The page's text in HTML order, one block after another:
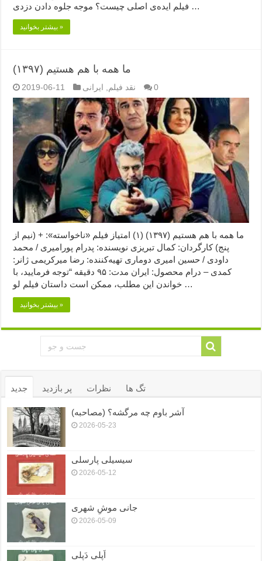
فیلم ایده‌ی اصلی چیست؟ موجه جلوه دادن دزدی …
بیشتر بخوانید »
ما همه با هم هستیم (۱۳۹۷)
2019-06-11 نقد فیلم ایرانی 0
ما همه با هم هستیم (۱۳۹۷) (۱) امتیاز فیلم «ناخواسته»: + (نیم از
پنج) کارگردان: کمال تبریزی نویسنده: پدرام پورامیری / محمد
داودی / حسین امیری دوماری تهیه‌کننده: رضا میرکریمی ژانر:
کمدی – درام محصول: ایران مدت: ۹۵ دقیقه “توجه فرمایید،‌ با
خواندن این مطلب، ممکن است داستان فیلم لو …
بیشتر بخوانید »
جدید پر بازدید نظرات تگ ها
آشر باوم چه مرگشه؟ (مصاحبه)
2026-05-23
سیسیلی پارسلی
2026-05-12
جانی موشِ شهری
2026-05-09
اَپلی دَپلی